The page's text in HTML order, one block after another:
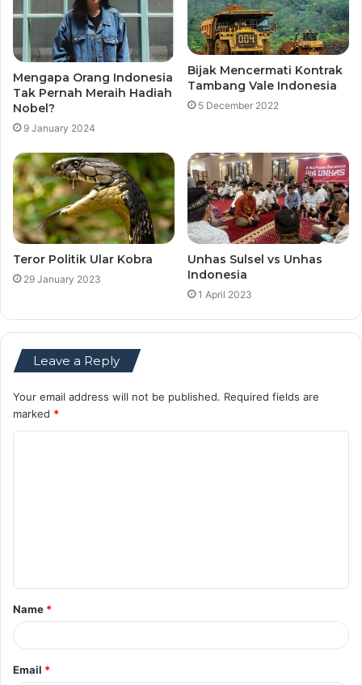
Mengapa Orang Indonesia
Tak Pernah Meraih Hadiah
Nobel?
9 January 2024
Bijak Mencermati Kontrak
Tambang Vale Indonesia
5 December 2022
Teror Politik Ular Kobra
29 January 2023
Unhas Sulsel vs Unhas
Indonesia
1 April 2023
Leave a Reply
Your email address will not be published. Required fields are
marked *
t
*
Name *
Email *